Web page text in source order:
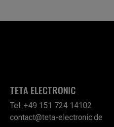
TETA ELECTRONIC
Tel: +49 151 724 14102
contact@teta-electronic.de